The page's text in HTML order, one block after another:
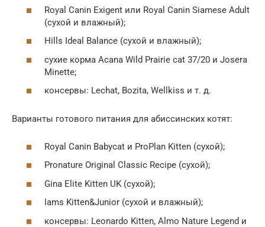
Royal Canin Exigent или Royal Canin Siamese Adult
(сухой и влажный);
Hills Ideal Balance (сухой и влажный);
сухие корма Acana Wild Prairie cat 37/20 и Josera
Minette;
консервы: Lechat, Bozita, Wellkiss и т. д.
Варианты готового питания для абиссинских котят:
Royal Canin Babycat и ProPlan Kitten (сухой);
Pronature Original Classic Recipe (сухой);
Gina Elite Kitten UK (сухой);
Iams Kitten&Junior (сухой и влажный);
консервы: Leonardo Kitten, Almo Nature Legend и